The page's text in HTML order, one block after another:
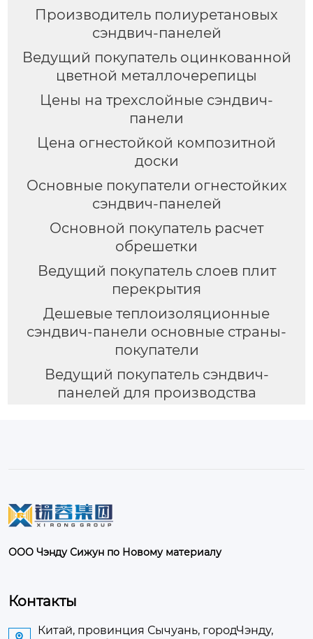
Производитель полиуретановых
сэндвич-панелей
Ведущий покупатель оцинкованной
цветной металлочерепицы
Цены на трехслойные сэндвич-
панели
Цена огнестойкой композитной
доски
Основные покупатели огнестойких
сэндвич-панелей
Основной покупатель расчет
обрешетки
Ведущий покупатель слоев плит
перекрытия
Дешевые теплоизоляционные
сэндвич-панели основные страны-
покупатели
Ведущий покупатель сэндвич-
панелей для производства
ООО Чэнду Сижун по Новому материалу
Контакты
Китай, провинция Сычуань, городЧэнду,